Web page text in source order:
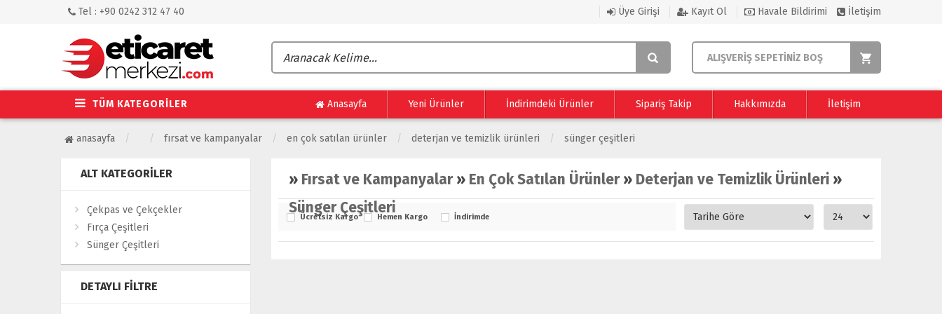
Tel : +90 0242 312 47 40 Üye Girişi Kayıt Ol Havale Bildirimi İletişim
ALIŞVERİŞ SEPETİNİZ BOŞ
TÜM KATEGORİLER Anasayfa Yeni Ürünler İndirimdeki Ürünler Sipariş Takip Hakkımızda İletişim
anasayfa fırsat ve kampanyalar en çok satılan ürünler deterjan ve temizlik ürünleri sünger çeşitleri
ALT KATEGORILER
Çekpas ve Çekçekler
Fırça Çeşitleri
Sünger Çeşitleri
DETAYLI FILTRE
» Fırsat ve Kampanyalar» En Çok Satılan Ürünler» Deterjan ve Temizlik Ürünleri »
Sünger Çeşitleri
Ücretsiz Kargo Hemen Kargo İndirimde